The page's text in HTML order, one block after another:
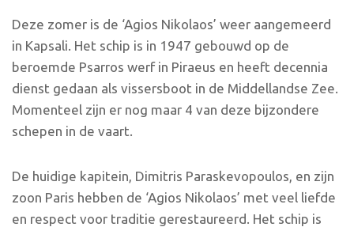
Deze zomer is de ‘Agios Nikolaos’ weer aangemeerd
in Kapsali. Het schip is in 1947 gebouwd op de
beroemde Psarros werf in Piraeus en heeft decennia
dienst gedaan als vissersboot in de Middellandse Zee.
Momenteel zijn er nog maar 4 van deze bijzondere
schepen in de vaart.
De huidige kapitein, Dimitris Paraskevopoulos, en zijn
zoon Paris hebben de ‘Agios Nikolaos’ met veel liefde
en respect voor traditie gerestaureerd. Het schip is